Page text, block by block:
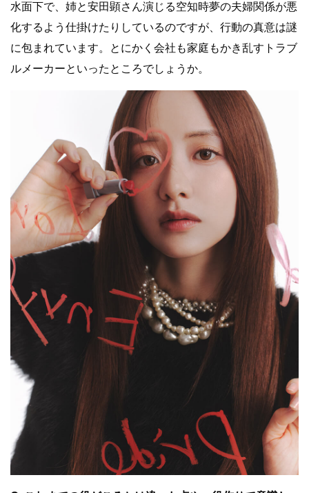
水面下で、姉と安田顕さん演じる空知時夢の夫婦関係が悪
化するよう仕掛けたりしているのですが、行動の真意は謎
に包まれています。とにかく会社も家庭もかき乱すトラブ
ルメーカーといったところでしょうか。